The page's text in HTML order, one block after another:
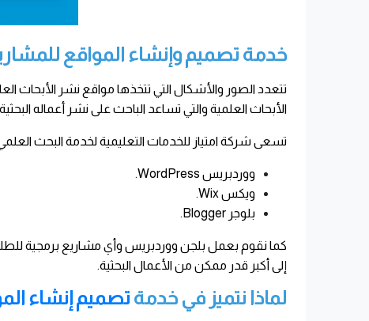
خدمة تصميم وإنشاء المواقع
تتعدد الصور والأشكال التي تتخذها مواقع نشر الأبحاث
الأبحاث العلمية والتي تساعد الباحث على نشر أعماله
تسعى شركة امتياز للخدمات التعليمية لخدمة البحث
ووردبريس
ويكس
بلوجر
كما نقوم بعمل بلجن ووردبريس وأي مشاريع برمجية
إلى أكبر قدر ممكن من الأعمال البحثية.
لماذا نتميز في خدمة تصميم إنشاء